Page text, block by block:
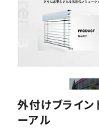
外付けブライン
ーアル